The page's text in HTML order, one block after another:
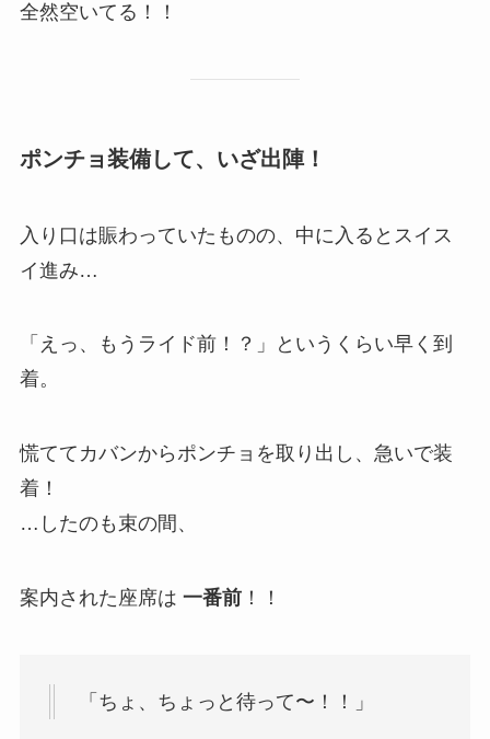
全然空いてる！！
ポンチョ装備して、いざ出陣！
入り口は賑わっていたものの、中に入るとスイス
イ進み…
「えっ、もうライド前！？」というくらい早く到
着。
慌ててカバンからポンチョを取り出し、急いで装
着！
…したのも束の間、
案内された座席は 一番前！！
「ちょ、ちょっと待って〜！！」